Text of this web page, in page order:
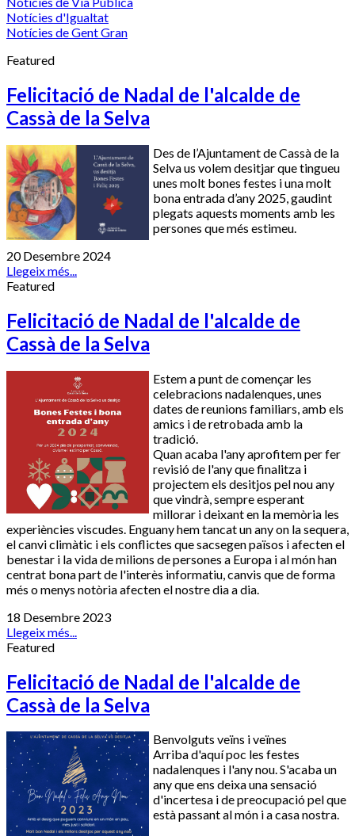
Notícies d'Igualtat
Notícies de Gent Gran
Featured
Felicitació de Nadal de l'alcalde de
Cassà de la Selva
Des de l’Ajuntament de Cassà de la
Selva us volem desitjar que tingueu
unes molt bones festes i una molt
bona entrada d’any 2025, gaudint
plegats aquests moments amb les
persones que més estimeu.
20 Desembre 2024
Llegeix més...
Featured
Felicitació de Nadal de l'alcalde de
Cassà de la Selva
Estem a punt de començar les
celebracions nadalenques, unes
dates de reunions familiars, amb els
amics i de retrobada amb la
tradició.
Quan acaba l'any aprofitem per fer
revisió de l'any que finalitza i
projectem els desitjos pel nou any
que vindrà, sempre esperant
millorar i deixant en la memòria les
experiències viscudes. Enguany hem tancat un any on la sequera,
el canvi climàtic i els conflictes que sacsegen països i afecten el
benestar i la vida de milions de persones a Europa i al món han
centrat bona part de l'interès informatiu, canvis que de forma
més o menys notòria afecten el nostre dia a dia.
18 Desembre 2023
Llegeix més...
Featured
Felicitació de Nadal de l'alcalde de
Cassà de la Selva
Benvolguts veïns i veïnes
Arriba d'aquí poc les festes
nadalenques i l'any nou. S'acaba un
any que ens deixa una sensació
d'incertesa i de preocupació pel que
està passant al món i a casa nostra.